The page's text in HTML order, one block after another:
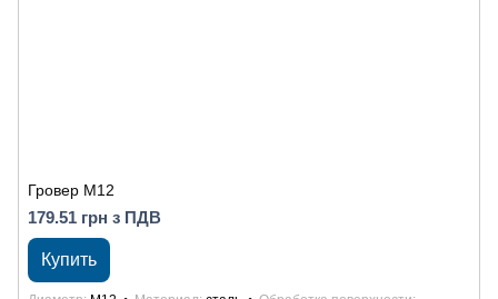
Гровер М12
179.51 грн з ПДВ
Купить